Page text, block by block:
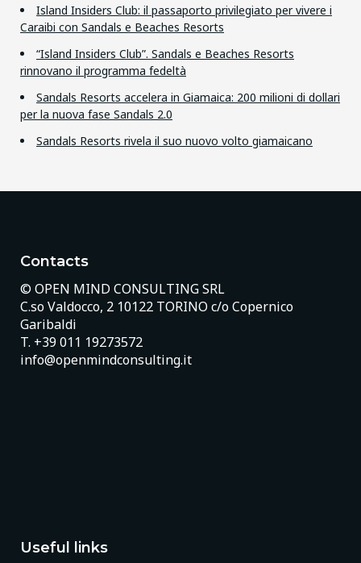
Island Insiders Club: il passaporto privilegiato per vivere i
Caraibi con Sandals e Beaches Resorts
“Island Insiders Club”. Sandals e Beaches Resorts
rinnovano il programma fedeltà
Sandals Resorts accelera in Giamaica: 200 milioni di dollari
per la nuova fase Sandals 2.0
Sandals Resorts rivela il suo nuovo volto giamaicano
Contacts
© OPEN MIND CONSULTING SRL
C.so Valdocco, 2 10122 TORINO c/o Copernico
Garibaldi
T. +39 011 19273572
info@openmindconsulting.it
Useful links